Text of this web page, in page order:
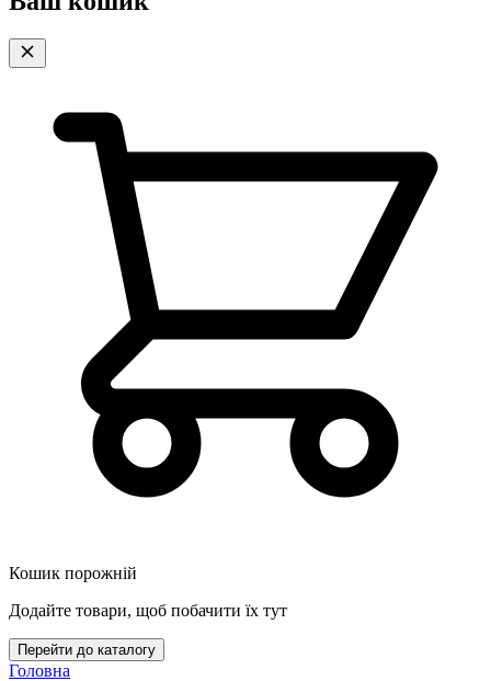
Кошик порожній
Додайте товари, щоб побачити їх тут
Перейти до каталогу
Головна